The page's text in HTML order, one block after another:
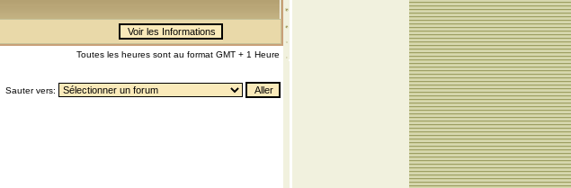
Toutes les heures sont au format GMT + 1 Heure
Sauter vers: